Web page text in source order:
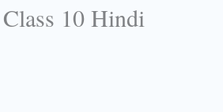
10 Hindi